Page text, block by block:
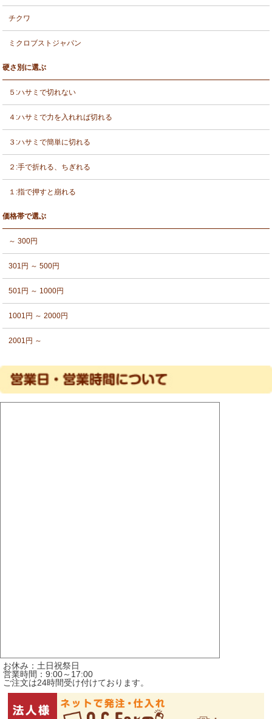
チクワ
ミクロブストジャパン
硬さ別に選ぶ
５:ハサミで切れない
４:ハサミで力を入れれば切れる
３:ハサミで簡単に切れる
２:手で折れる、ちぎれる
１:指で押すと崩れる
価格帯で選ぶ
～ 300円
301円 ～ 500円
501円 ～ 1000円
1001円 ～ 2000円
2001円 ～
お休み：土日祝祭日
営業時間：9:00～17:00
ご注文は24時間受け付けております。